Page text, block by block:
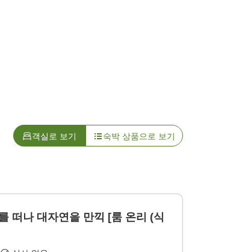
객실로 보기 숙박 상품으로 보기